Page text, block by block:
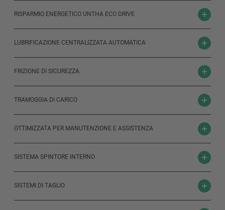
RISPARMIO ENERGETICO UNTHA ECO DRIVE
LUBRIFICAZIONE CENTRALIZZATA AUTOMATICA
FRIZIONE DI SICUREZZA
TRAMOGGIA DI CARICO
OTTIMIZZATA PER MANUTENZIONE E ASSISTENZA
SISTEMA SPINTORE INTERNO
SISTEMI DI TAGLIO